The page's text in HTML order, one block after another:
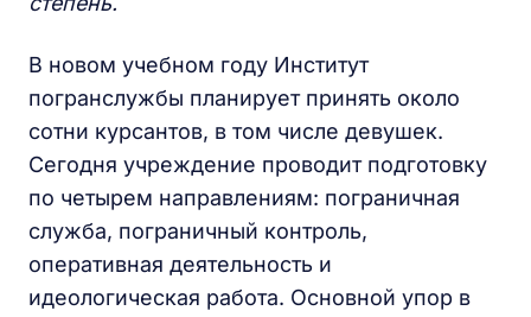
В новом учебном году Институт
погранслужбы планирует принять около
сотни курсантов, в том числе девушек.
Сегодня учреждение проводит подготовку
по четырем направлениям: пограничная
служба, пограничный контроль,
оперативная деятельность и
идеологическая работа. Основной упор в